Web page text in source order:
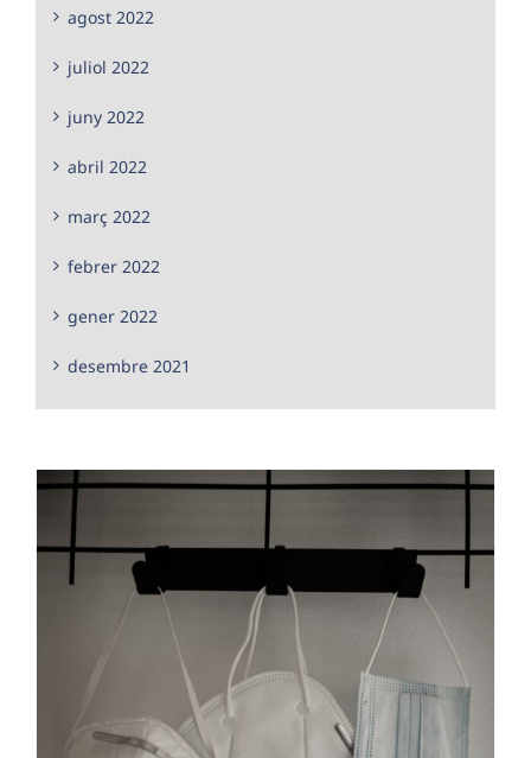
agost 2022
juliol 2022
juny 2022
abril 2022
març 2022
febrer 2022
gener 2022
desembre 2021